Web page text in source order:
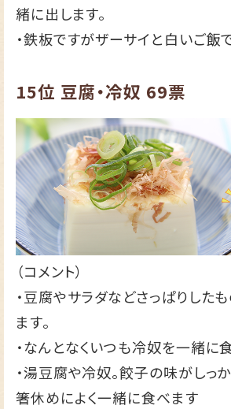
緒に出します。
・鉄板ですがザーサイと白いご飯
15位 豆腐・冷奴 69票
（コメント）
・豆腐やサラダなどさっぱりした
ます。
・なんとなくいつも冷奴を一緒に
・湯豆腐や冷奴。餃子の味がしっ
箸休めによく一緒に食べます